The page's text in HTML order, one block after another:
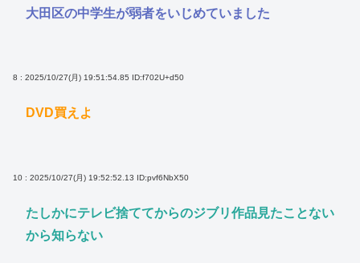
大田区の中学生が弱者をいじめていました
8 : 2025/10/27(月) 19:51:54.85 ID:f702U+d50
DVD買えよ
10 : 2025/10/27(月) 19:52:52.13 ID:pvf6NbX50
たしかにテレビ捨ててからのジブリ作品見たことない
から知らない